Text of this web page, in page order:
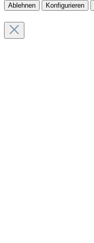
Ablehnen Konfigurieren